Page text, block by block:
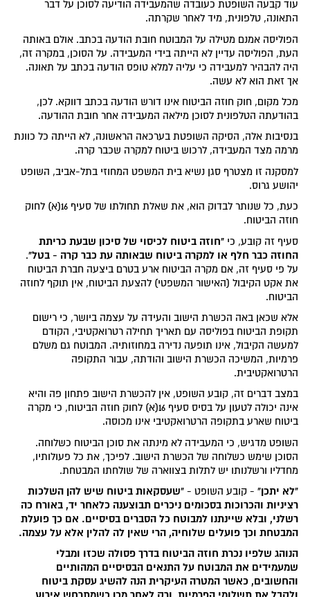
עוד קבעה השופטת כעובדה שהמעבידה הודיעה לסוכן על דבר
התאונה, טלפונית, מיד לאחר שקרתה.
הפוליסה אמנם מטילה על המבוטח חובת הודעה בכתב. אולם באותה
העת, הפוליסה עדיין לא הייתה בידי המעבידה. על הסוכן, במקרה זה,
היה להבהיר למעבידה כי עליה למלא טופס הודעה בכתב על תאונה.
אך זאת הוא לא עשה.
מכל מקום, חוק חוזה הביטוח אינו דורש הודעה בכתב דווקא. לכן,
בהודעתה הטלפונית לסוכן מילאה המעבידה אחר חובת ההודעה.
בנסיבות אלה, הסיקה השופטת בערכאה הראשונה, לא הייתה כל כוונת
מרמה מצד המעבידה, לרכוש ביטוח למקרה שכבר קרה.
למסקנה זו מצטרף סגן נשיא בית המשפט המחוזי בתל-אביב, השופט
יהושע גרוס.
כעת, כל שנותר לבדוק הוא, את שאלת תחולתו של סעיף 16(א) לחוק
חוזה הביטוח.
סעיף זה קובע, כי"חוזה ביטוח לכיסוי של סיכון שבעת כריתת
החוזה כבר חלף או למקרה ביטוח שבאותה עת כבר קרה - בטל".
על פי סעיף זה, אם מקרה הביטוח ארע בטרם ביצעה חברת הביטוח
את אקט הקיבול (האישור המשפטי) להצעת הביטוח, אין תוקף לחוזה
הביטוח.
אלא שכאן באה הכשרת הישוב והעידה על עצמה ביושר, כי רישום
תקופת הביטוח בפוליסה עם תאריך תחילה רטרואקטיבי, הקודם
למעשה הקיבול, אינו תופעה נדירה במחוזותיה. המבוטח גם משלם
פרמיות, המשיכה הכשרת הישוב והודתה, עבור התקופה
הרטרואקטיבית.
במצב דברים זה, קובע השופט, אין להכשרת הישוב פתחון פה והיא
אינה יכולה לטעון על בסיס סעיף 16(א) לחוק חוזה הביטוח, כי מקרה
ביטוח שארע בתקופה הרטרואקטיבי אינו מכוסה.
השופט מדגיש, כי המעבידה לא מינתה את סוכן הביטוח כשלוחה.
הסוכן שימש כשלוחה של הכשרת הישוב. לפיכך, את כל פעולותיו,
מחדליו ורשלנותו יש לתלות בצווארה של שולחתו המבטחת.
"לא יתכן" - קובע השופט -"שעסקאות ביטוח שיש להן השלכות
רציניות והכרוכות בסכומים ניכרים תבוצענה כלאחר יד, באורח כה
רשלני, ובלא שיינתנו למבוטח כל הסברים בסיסיים. אם כך פועלת
המבטחת וכך פועלים שלוחיה, הרי שאין לה להלין אלא על עצמה.
הנוהג שלפיו נכרת חוזה הביטוח בדרך פסולה שכזו ומבלי
שמעמידים את המבוטח על התנאים הבסיסיים המהותיים
והחשובים, כאשר המטרה העיקרית הנה להשיג עסקת ביטוח